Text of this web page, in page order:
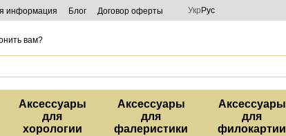
информация Блог Договор оферты Укр Рус
вам?
Аксессуары
для
хорологии
Аксессуары
для
фалеристики
Аксессуары
для
филокартии